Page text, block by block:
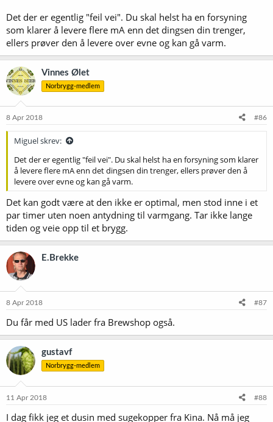
Det der er egentlig "feil vei". Du skal helst ha en forsyning
som klarer å levere flere mA enn det dingsen din trenger,
ellers prøver den å levere over evne og kan gå varm.
Vinnes Ølet
Norbrygg-medlem
8 Apr 2018 #86
Miguel skrev:
Det der er egentlig "feil vei". Du skal helst ha en forsyning som klarer
å levere flere mA enn det dingsen din trenger, ellers prøver den å
levere over evne og kan gå varm.
Det kan godt være at den ikke er optimal, men stod inne i et
par timer uten noen antydning til varmgang. Tar ikke lange
tiden og veie opp til et brygg.
E.Brekke
8 Apr 2018 #87
Du får med US lader fra Brewshop også.
gustavf
Norbrygg-medlem
11 Apr 2018 #88
I dag fikk jeg et dusin med sugekopper fra Kina. Nå må jeg